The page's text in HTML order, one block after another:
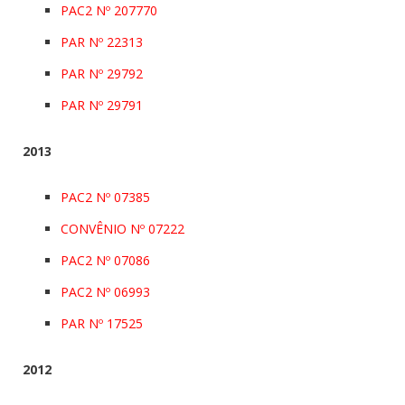
PAC2 Nº 207770
PAR Nº 22313
PAR Nº 29792
PAR Nº 29791
2013
PAC2 Nº 07385
CONVÊNIO Nº 07222
PAC2 Nº 07086
PAC2 Nº 06993
PAR Nº 17525
2012